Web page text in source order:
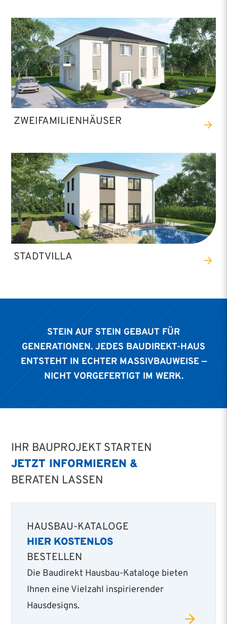
ZWEIFAMILIENHÄUSER
STADTVILLA
STEIN AUF STEIN GEBAUT FÜR
GENERATIONEN. JEDES BAUDIREKT-HAUS
ENTSTEHT IN ECHTER MASSIVBAUWEISE —
NICHT VORGEFERTIGT IM WERK.
IHR BAUPROJEKT STARTEN
JETZT INFORMIEREN &
BERATEN LASSEN
HAUSBAU-KATALOGE
HIER KOSTENLOS
BESTELLEN
Die Baudirekt Hausbau-Kataloge bieten
Ihnen eine Vielzahl inspirierender
Hausdesigns.